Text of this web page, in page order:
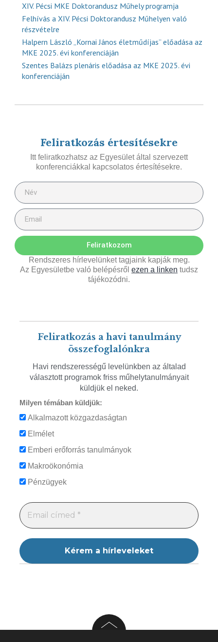
XIV. Pécsi MKE Doktorandusz Műhely programja
Felhívás a XIV. Pécsi Doktorandusz Műhelyen való
részvételre
Halpern László „Kornai János életműdíjas” előadása az
MKE 2025. évi konferenciáján
Szentes Balázs plenáris előadása az MKE 2025. évi
konferenciáján
Feliratkozás értesítésekre
Itt feliratkozhatsz az Egyesület által szervezett
konferenciákkal kapcsolatos értesítésekre.
Feliratkozom
Rendszeres hírlevelünket tagjaink kapják meg.
Az Egyesületbe való belépésről ezen a linken tudsz
tájékozódni.
Feliratkozás a havi tanulmány
összefoglalónkra
Havi rendszerességű levelünkben az általad
választott programok friss műhelytanulmányait
küldjük el neked.
Milyen témában küldjük:
Alkalmazott közgazdaságtan
Elmélet
Emberi erőforrás tanulmányok
Makroökonómia
Pénzügyek